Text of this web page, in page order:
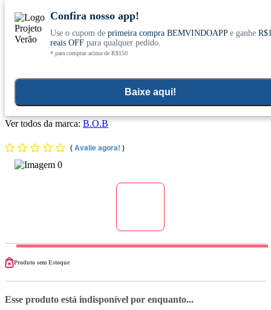
Conheça nosso site novo! E comemore com 0
Confira nosso app!
Use o cupom de primeira compra BEMVINDOAPPe ganhe
reais OFFpara qualquer pedido.
* para compras acima de R$150
Baixe aqui!
Ver todos da marca: B.O.B
(Avalie agora! )
Produto sem Estoque
Esse produto está indisponível por enquanto...